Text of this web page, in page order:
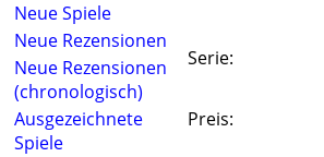
Neue Spiele
Neue Rezensionen
Neue Rezensionen
(chronologisch)
Ausgezeichnete
Spiele
Serie:
Preis: